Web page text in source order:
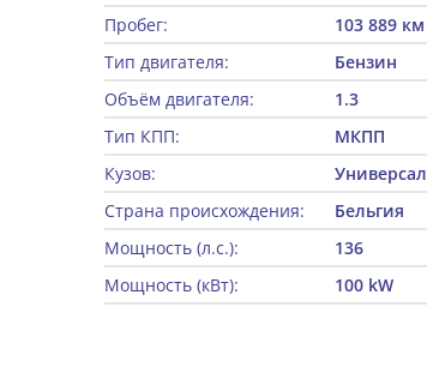
Пробег:
103 889 км
Тип двигателя:
Бензин
Объём двигателя:
1.3
Тип КПП:
МКПП
Кузов:
Универсал
Страна происхождения:
Бельгия
Мощность (л.с.):
136
Мощность (кВт):
100 kW